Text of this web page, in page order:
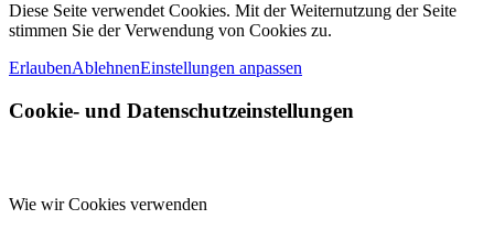
Diese Seite verwendet Cookies. Mit der Weiternutzung der Seite
stimmen Sie der Verwendung von Cookies zu.
ErlaubenAblehnenEinstellungen anpassen
Cookie- und Datenschutzeinstellungen
Wie wir Cookies verwenden